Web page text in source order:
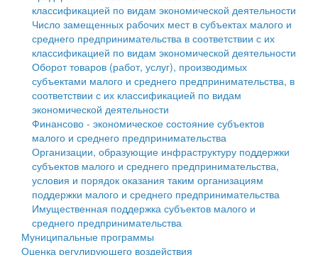
Социальная защита
Фотоальбом
Муниципальные услуги
Проекты административных регламентов
Антимонопольный комплаенс
Противодействие коррупции
Информационная поддержка субъектов малого и
среднего предпринимательства
Муниципальные программы
Контрольно-счетная палата
Персональные данные
Оценка регулирующего воздействия
Деятельность МУ
Нормативы градостроительного проектирования
классификацией по видам экономической деятельности
Число замещенных рабочих мест в субъектах малого и
среднего предпринимательства в соответствии с их
классификацией по видам экономической деятельности
Оборот товаров (работ, услуг), производимых
субъектами малого и среднего предпринимательства, в
соответствии с их классификацией по видам
экономической деятельности
Финансово - экономическое состояние субъектов
малого и среднего предпринимательства
Организации, образующие инфраструктуру поддержки
субъектов малого и среднего предпринимательства,
условия и порядок оказания таким организациям
поддержки малого и среднего предпринимательства
Имущественная поддержка субъектов малого и
среднего предпринимательства
Муниципальные программы
Оценка регулирующего воздействия